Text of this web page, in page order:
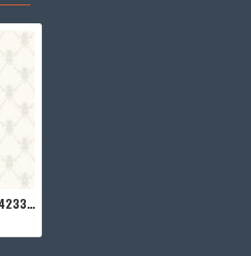
Andrea Rossi Levanzo 54233-2